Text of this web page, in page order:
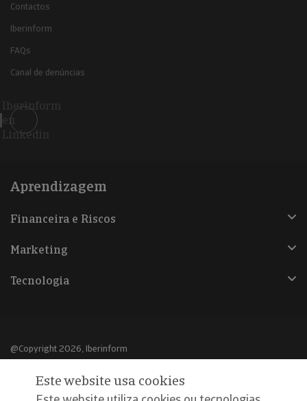
Contactos
Iberinform
FAQs
Canal de denúncias
Iberinform
en
Linkedin
Aprendizagem
Financeira e Riscos
Marketing
Tecnologia
@Copyright 2026, Iberinform
Aviso legalEste website usa cookies